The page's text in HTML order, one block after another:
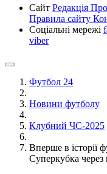
Сайт Редакція
Правила сайту
Соціальні мережі
viber
Футбол 24
Новини футболу
Клубний ЧС-2025
Вперше в історії
Суперкубка